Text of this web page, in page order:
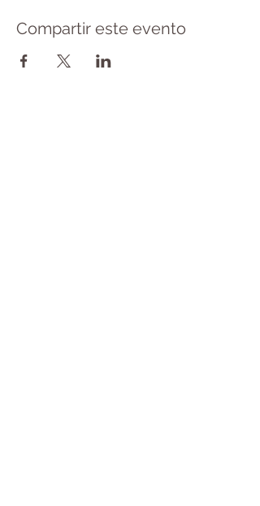
Compartir este evento